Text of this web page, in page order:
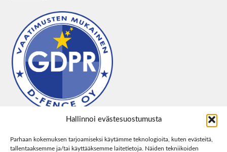
Hallinnoi evästesuostumusta
Parhaan kokemuksen tarjoamiseksi käytämme teknologioita, kuten evästeitä,
tallentaaksemme ja/tai käyttääksemme laitetietoja. Näiden tekniikoiden